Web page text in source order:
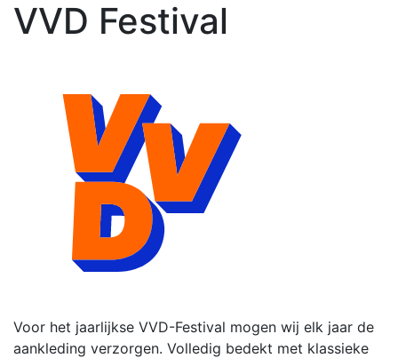
VVD Festival
Voor het jaarlijkse VVD-Festival mogen wij elk jaar de
aankleding verzorgen. Volledig bedekt met klassieke